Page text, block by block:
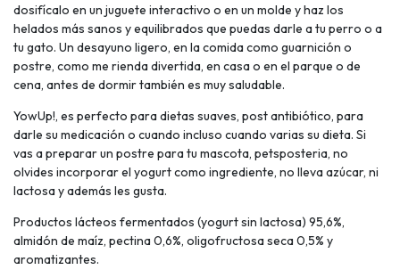
dosifícalo en un juguete interactivo o en un molde y haz los
helados más sanos y equilibrados que puedas darle a tu perro o a
tu gato. Un desayuno ligero, en la comida como guarnición o
postre, como me rienda divertida, en casa o en el parque o de
cena, antes de dormir también es muy saludable.
YowUp!, es perfecto para dietas suaves, post antibiótico, para
darle su medicación o cuando incluso cuando varias su dieta. Si
vas a preparar un postre para tu mascota, petsposteria, no
olvides incorporar el yogurt como ingrediente, no lleva azúcar, ni
lactosa y además les gusta.
Productos lácteos fermentados (yogurt sin lactosa) 95,6%,
almidón de maíz, pectina 0,6%, oligofructosa seca 0,5% y
aromatizantes.